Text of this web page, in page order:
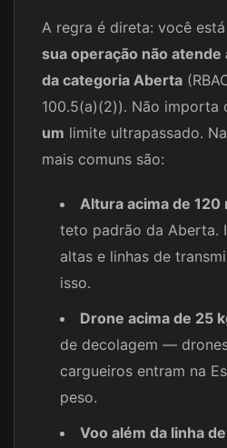
A regra é direta: você
sua operação não
da categoria Aberta
100.5(a)(2)). Não
um limite ultrapassado.
mais comuns são:
Altura acima de
teto padrão da Aberta.
altas e linhas de
isso.
Drone acima de 25
de decolagem —
cargueiros entram na
peso.
Voo além da linha